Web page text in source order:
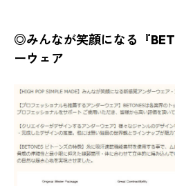
◎みんなが笑顔になる『
ーウェア